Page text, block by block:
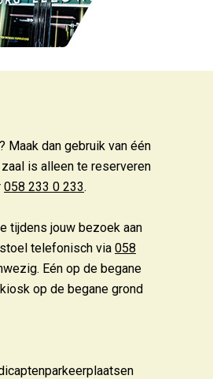
Maak dan gebruik van één
is alleen te reserveren
058 233 0 233.
tijdens jouw bezoek aan
telefonisch via 058
Eén op de begane
op de begane grond